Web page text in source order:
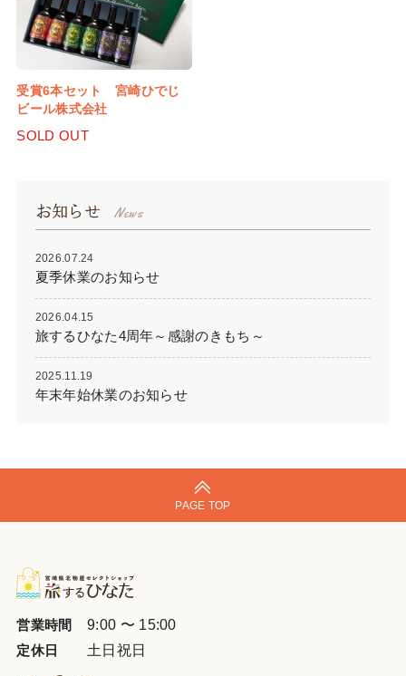
お知らせ
2026.07.24
夏季休業のお知らせ
2026.04.15
旅するひなた4周年～感謝のきもち～
2025.11.19
年末年始休業のお知らせ
受賞6本セット 宮崎ひでじ
ビール株式会社
SOLD OUT
PAGE TOP
営業時間 9:00 〜 15:00
定休日 土日祝日